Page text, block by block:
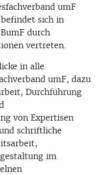
umF
sich in
durch
vertreten.
in alle
umF, dazu
Durchführung
von Expertisen
schriftliche
im